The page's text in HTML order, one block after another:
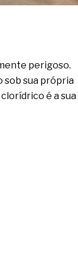
perigoso.
sob sua própria
é a sua